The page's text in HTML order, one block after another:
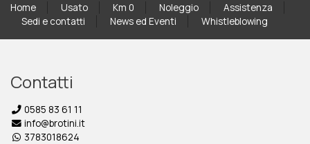
Home Usato Km 0 Noleggio
Assistenza
Sedi e contatti
News ed Eventi Whistleblowing
Contatti
0585 83 61 11
info@brotini.it
3783018624